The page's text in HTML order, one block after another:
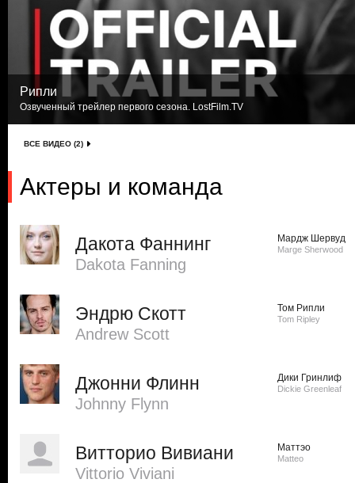
Рипли
Озвученный трейлер первого сезона. LostFilm.TV
ВСЕ ВИДЕО (2)
Актеры и команда
Дакота Фаннинг
Dakota Fanning
Мардж Шервуд
Marge Sherwood
Эндрю Скотт
Andrew Scott
Том Рипли
Tom Ripley
Джонни Флинн
Johnny Flynn
Дики Гринлиф
Dickie Greenleaf
Витторио Вивиани
Vittorio Viviani
Маттэо
Matteo